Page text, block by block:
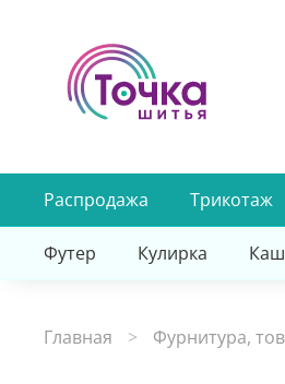
Распродажа Трикотаж
Футер Кулирка
Главная Фурнитура,